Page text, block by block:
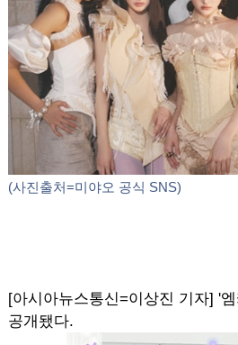
(사진출처=미야오 공식 SNS)
[아시아뉴스통신=이상진 기자] '
공개됐다.